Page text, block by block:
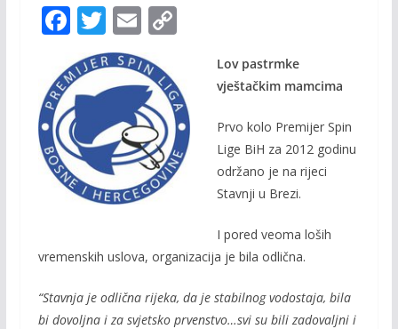
F
ac
e
b
o
o
k
T
w
itt
E
m
ai
l
C
p
y
Li
n
Lov pastrmke
vještačkim mamcima
Prvo kolo Premijer Spin
Lige BiH za 2012 godinu
održano je na rijeci
Stavnji u Brezi.
I pored veoma loših
vremenskih uslova, organizacija je bila odlična.
“Stavnja je odlična rijeka, da je stabilnog vodostaja, bila
bi dovoljna i za svjetsko prvenstvo…svi su bili zadovaljni i